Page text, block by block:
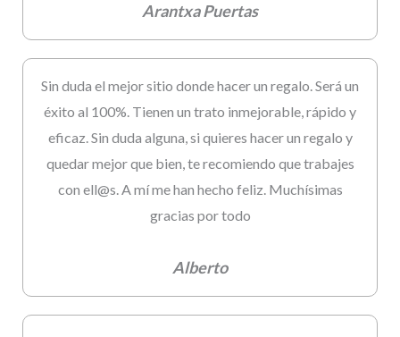
Arantxa Puertas
Sin duda el mejor sitio donde hacer un regalo. Será un
éxito al 100%. Tienen un trato inmejorable, rápido y
eficaz. Sin duda alguna, si quieres hacer un regalo y
quedar mejor que bien, te recomiendo que trabajes
con ell@s. A mí me han hecho feliz. Muchísimas
gracias por todo
Alberto